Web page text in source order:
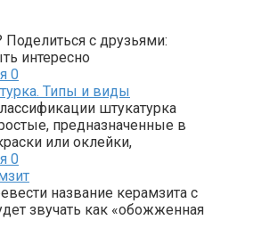
Поделиться с друзьями:
интересно
0
Типы и виды
штукатурка
предназначенные в
или оклейки,
0
название керамзита с
звучать как «обожженная